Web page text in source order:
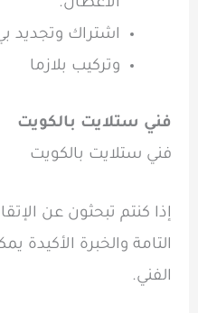
الأعطال.
اشتراك وتجديد
وتركيب بلازما
فني ستلايت بالكويت
فني ستلايت بالكويت
إذا كنتم تبحثون عن
التامة والخبرة الأكيدة
الفني.